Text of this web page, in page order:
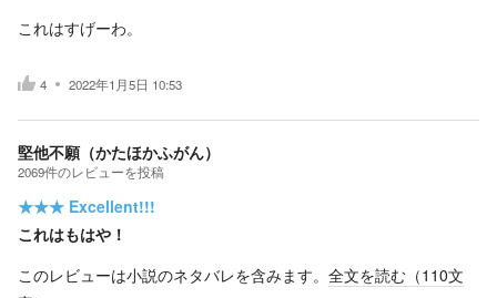
これはすげーわ。
4 2022年1月5日 10:53
堅他不願（かたほかふがん）
2069件のレビューを投稿
★★★ Excellent!!!
これはもはや！
このレビューは小説のネタバレを含みます。 全文を読む（110文